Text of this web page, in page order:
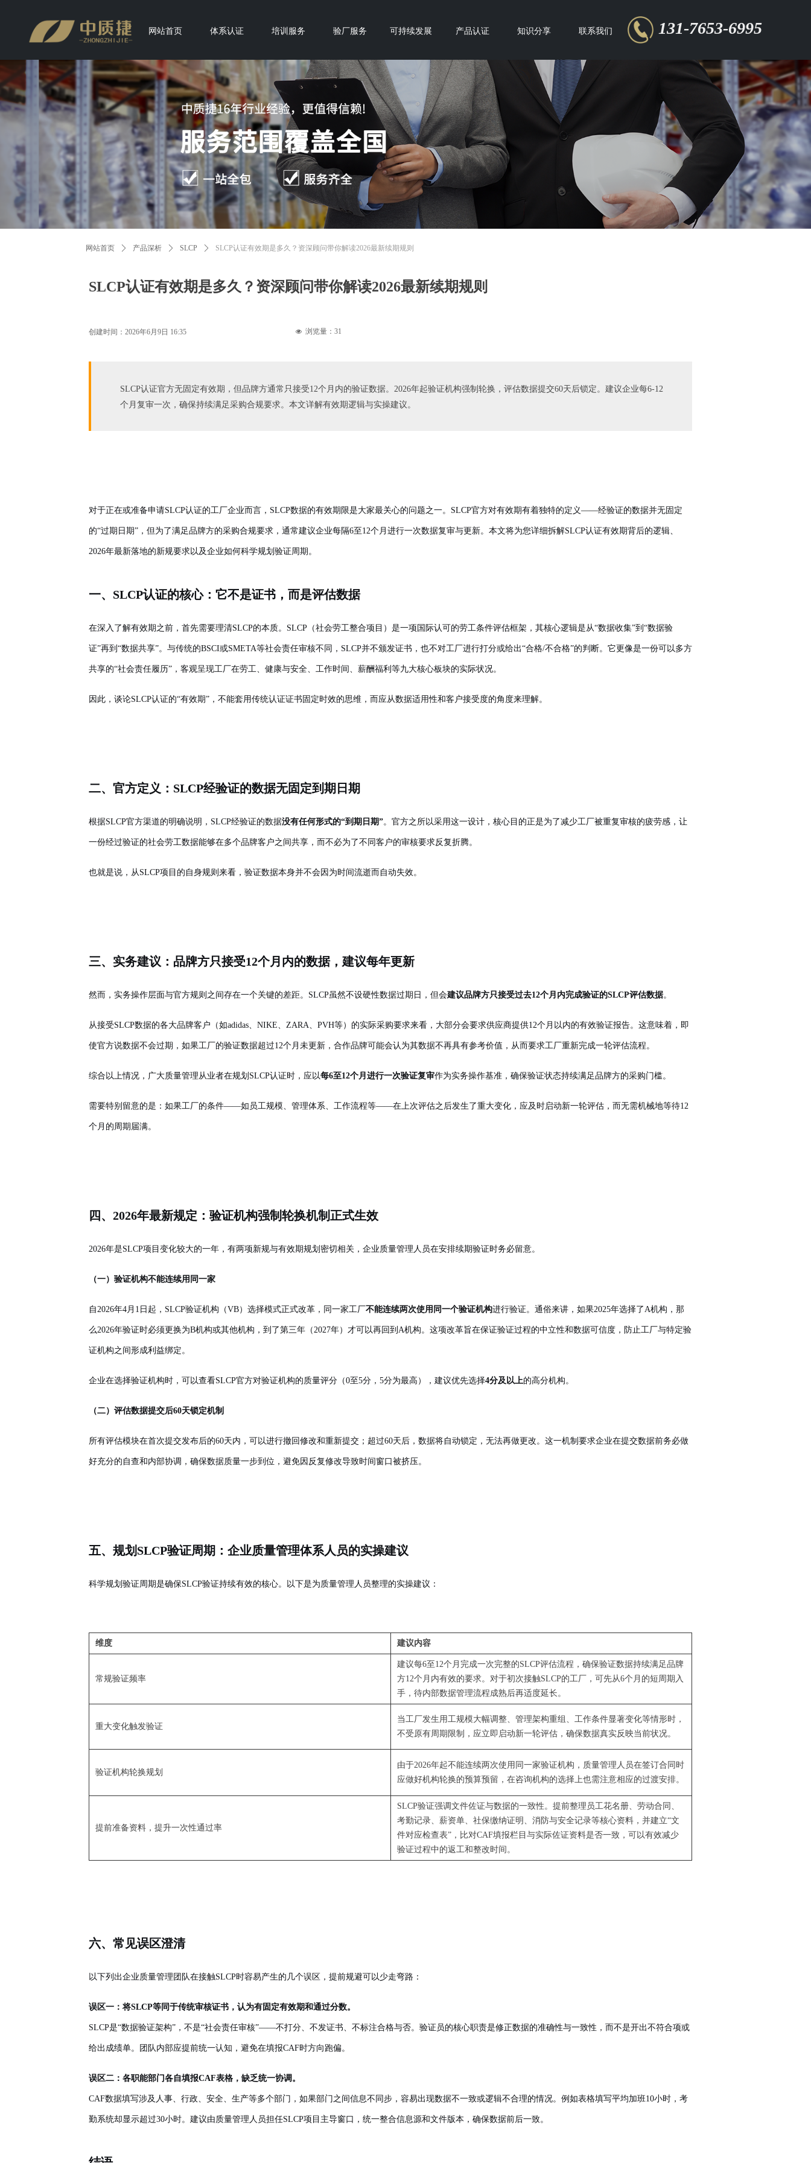
131-7653-6995
网站首页 体系认证 培训服务 验厂服务 可持续发展 产品认证 知识分享 联系我们
SLCP认证有效期是多久？资深顾问带你解读2026最新续期规则
网站首页 ꄲ 产品深析 ꄲ SLCP ꄲ SLCP认证有效期是多久？资深顾问带你解读2026最新续期规则
对于正在或准备申请SLCP认证的工厂企业而言，SLCP数据的有效期限是大家最关心的问题之一。SLCP官方对有效期有着独特的定义——经验证的数据并无固定
的“过期日期”，但为了满足品牌方的采购合规要求，通常建议企业每隔6至12个月进行一次数据复审与更新。本文将为您详细拆解SLCP认证有效期背后的逻辑、
2026年最新落地的新规要求以及企业如何科学规划验证周期。
一、SLCP认证的核心：它不是证书，而是评估数据
在深入了解有效期之前，首先需要理清SLCP的本质。SLCP（社会劳工整合项目）是一项国际认可的劳工条件评估框架，其核心逻辑是从“数据收集”到“数据验
证”再到“数据共享”。与传统的BSCI或SMETA等社会责任审核不同，SLCP并不颁发证书，也不对工厂进行打分或给出“合格/不合格”的判断。它更像是一份可以多方
共享的“社会责任履历”，客观呈现工厂在劳工、健康与安全、工作时间、薪酬福利等九大核心板块的实际状况。
因此，谈论SLCP认证的“有效期”，不能套用传统认证证书固定时效的思维，而应从数据适用性和客户接受度的角度来理解。
二、官方定义：SLCP经验证的数据无固定到期日期
根据SLCP官方渠道的明确说明，SLCP经验证的数据没有任何形式的“到期日期”。官方之所以采用这一设计，核心目的正是为了减少工厂被重复审核的疲劳感，让
一份经过验证的社会劳工数据能够在多个品牌客户之间共享，而不必为了不同客户的审核要求反复折腾。
也就是说，从SLCP项目的自身规则来看，验证数据本身并不会因为时间流逝而自动失效。
三、实务建议：品牌方只接受12个月内的数据，建议每年更新
然而，实务操作层面与官方规则之间存在一个关键的差距。SLCP虽然不设硬性数据过期日，但会建议品牌方只接受过去12个月内完成验证的SLCP评估数据。
从接受SLCP数据的各大品牌客户（如adidas、NIKE、ZARA、PVH等）的实际采购要求来看，大部分会要求供应商提供12个月以内的有效验证报告。这意味着，即
使官方说数据不会过期，如果工厂的验证数据超过12个月未更新，合作品牌可能会认为其数据不再具有参考价值，从而要求工厂重新完成一轮评估流程。
综合以上情况，广大质量管理从业者在规划SLCP认证时，应以每6至12个月进行一次验证复审作为实务操作基准，确保验证状态持续满足品牌方的采购门槛。
需要特别留意的是：如果工厂的条件——如员工规模、管理体系、工作流程等——在上次评估之后发生了重大变化，应及时启动新一轮评估，而无需机械地等待12
个月的周期届满。
四、2026年最新规定：验证机构强制轮换机制正式生效
2026年是SLCP项目变化较大的一年，有两项新规与有效期规划密切相关，企业质量管理人员在安排续期验证时务必留意。
（一）验证机构不能连续用同一家
自2026年4月1日起，SLCP验证机构（VB）选择模式正式改革，同一家工厂不能连续两次使用同一个验证机构进行验证。通俗来讲，如果2025年选择了A机构，那
么2026年验证时必须更换为B机构或其他机构，到了第三年（2027年）才可以再回到A机构。这项改革旨在保证验证过程的中立性和数据可信度，防止工厂与特定验
证机构之间形成利益绑定。
企业在选择验证机构时，可以查看SLCP官方对验证机构的质量评分（0至5分，5分为最高），建议优先选择4分及以上的高分机构。
（二）评估数据提交后60天锁定机制
所有评估模块在首次提交发布后的60天内，可以进行撤回修改和重新提交；超过60天后，数据将自动锁定，无法再做更改。这一机制要求企业在提交数据前务必做
好充分的自查和内部协调，确保数据质量一步到位，避免因反复修改导致时间窗口被挤压。
五、规划SLCP验证周期：企业质量管理体系人员的实操建议
科学规划验证周期是确保SLCP验证持续有效的核心。以下是为质量管理人员整理的实操建议：
维度 建议内容
常规验证频率
建议每6至12个月完成一次完整的SLCP评估流程，确保验证数据持续满足品牌
方12个月内有效的要求。对于初次接触SLCP的工厂，可先从6个月的短周期入
手，待内部数据管理流程成熟后再适度延长。
重大变化触发验证
当工厂发生用工规模大幅调整、管理架构重组、工作条件显著变化等情形时，
不受原有周期限制，应立即启动新一轮评估 ，确保数据真实反映当前状况。
验证机构轮换规划
由于2026年起不能连续两次使用同一家验证机构，质量管理人员在签订合同时
应做好机构轮换的预算预留 ，在咨询机构的选择上也需注意相应的过渡安排。
提前准备资料，提升一次性通过率
SLCP验证强调文件佐证与数据的一致性。提前整理员工花名册、劳动合同、
考勤记录、薪资单、社保缴纳证明、消防与安全记录等核心资料，并建立“文
件对应检查表”，比对CAF填报栏目与实际佐证资料是否一致，可以有效减少
验证过程中的返工和整改时间。
六、常见误区澄清
以下列出企业质量管理团队在接触SLCP时容易产生的几个误区，提前规避可以少走弯路：
误区一：将SLCP等同于传统审核证书，认为有固定有效期和通过分数。
SLCP是“数据验证架构”，不是“社会责任审核”——不打分、不发证书、不标注合格与否。验证员的核心职责是修正数据的准确性与一致性，而不是开出不符合项或
给出成绩单。团队内部应提前统一认知，避免在填报CAF时方向跑偏。
误区二：各职能部门各自填报CAF表格，缺乏统一协调。
CAF数据填写涉及人事、行政、安全、生产等多个部门，如果部门之间信息不同步，容易出现数据不一致或逻辑不合理的情况。例如表格填写平均加班10小时，考
勤系统却显示超过30小时。建议由质量管理人员担任SLCP项目主导窗口，统一整合信息源和文件版本，确保数据前后一致。
넶 浏览量： 31
创建时间： 2026年6月9日 16:35
SLCP认证官方无固定有效期，但品牌方通常只接受12个月内的验证数据。2026年起验证机构强制轮换，评估数据提交60天后锁定。建议企业每6-12
个月复审一次，确保持续满足采购合规要求。本文详解有效期逻辑与实操建议。